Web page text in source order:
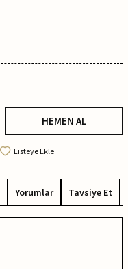
HEMEN AL
Listeye Ekle
Yorumlar Tavsiye Et